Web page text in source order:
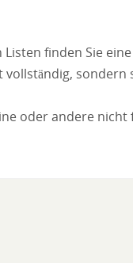
Listen finden Sie
vollständig,
oder andere